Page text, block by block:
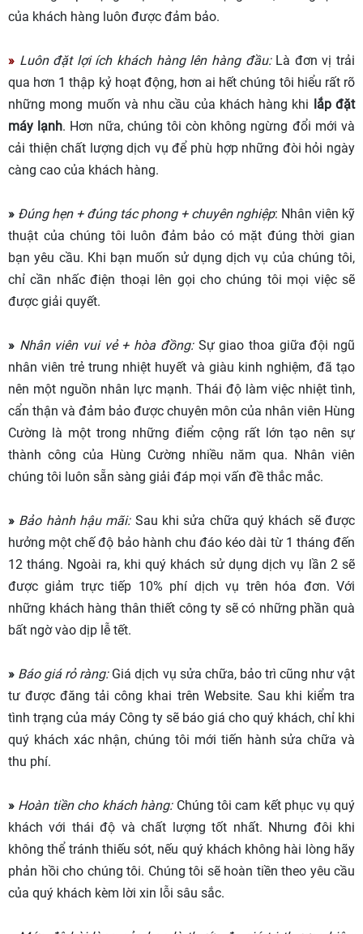
của khách hàng luôn được đảm bảo.
» Luôn đặt lợi ích khách hàng lên hàng đầu:Là đơn vị trải
qua hơn 1 thập kỷ hoạt động, hơn ai hết chúng tôi hiểu rất rõ
những mong muốn và nhu cầu của khách hàng khi lắp đặt
máy lạnh. Hơn nữa, chúng tôi còn không ngừng đổi mới và
cải thiện chất lượng dịch vụ để phù hợp những đòi hỏi ngày
càng cao của khách hàng.
» Đúng hẹn + đúng tác phong + chuyên nghiệp: Nhân viên kỹ
thuật của chúng tôi luôn đảm bảo có mặt đúng thời gian
bạn yêu cầu. Khi bạn muốn sử dụng dịch vụ của chúng tôi,
chỉ cần nhấc điện thoại lên gọi cho chúng tôi mọi việc sẽ
được giải quyết.
» Nhân viên vui vẻ + hòa đồng:Sự giao thoa giữa đội ngũ
nhân viên trẻ trung nhiệt huyết và giàu kinh nghiệm, đã tạo
nên một nguồn nhân lực mạnh. Thái độ làm việc nhiệt tình,
cẩn thận và đảm bảo được chuyên môn của nhân viên Hùng
Cường là một trong những điểm cộng rất lớn tạo nên sự
thành công của Hùng Cường nhiều năm qua. Nhân viên
chúng tôi luôn sẵn sàng giải đáp mọi vấn đề thắc mắc.
» Bảo hành hậu mãi: Sau khi sửa chữa quý khách sẽ được
hưởng một chế độ bảo hành chu đáo kéo dài từ 1 tháng đến
12 tháng. Ngoài ra, khi quý khách sử dụng dịch vụ lần 2 sẽ
được giảm trực tiếp 10% phí dịch vụ trên hóa đơn. Với
những khách hàng thân thiết công ty sẽ có những phần quà
bất ngờ vào dịp lễ tết.
» Báo giá rỏ ràng:Giá dịch vụ sửa chữa, bảo trì cũng như vật
tư được đăng tải công khai trên Website. Sau khi kiểm tra
tình trạng của máy Công ty sẽ báo giá cho quý khách, chỉ khi
quý khách xác nhận, chúng tôi mới tiến hành sửa chữa và
thu phí.
» Hoàn tiền cho khách hàng:Chúng tôi cam kết phục vụ quý
khách với thái độ và chất lượng tốt nhất. Nhưng đôi khi
không thể tránh thiếu sót, nếu quý khách không hài lòng hãy
phản hồi cho chúng tôi. Chúng tôi sẽ hoàn tiền theo yêu cầu
của quý khách kèm lời xin lỗi sâu sắc.